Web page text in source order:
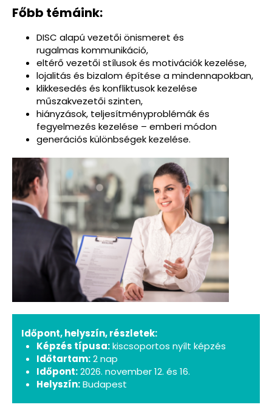
Főbb témáink:
DISC alapú vezetői önismeret és
rugalmas kommunikáció,
eltérő vezetői stílusok és motivációk kezelése,
lojalitás és bizalom építése a mindennapokban,
klikkesedés és konfliktusok kezelése
műszakvezetői szinten,
hiányzások, teljesítményproblémák és
fegyelmezés kezelése – emberi módon
generációs különbségek kezelése.
Időpont, helyszín, részletek:
Képzés típusa:kiscsoportos nyílt képzés
Időtartam:2 nap
Időpont:2026. november 12. és 16.
Helyszín:Budapest